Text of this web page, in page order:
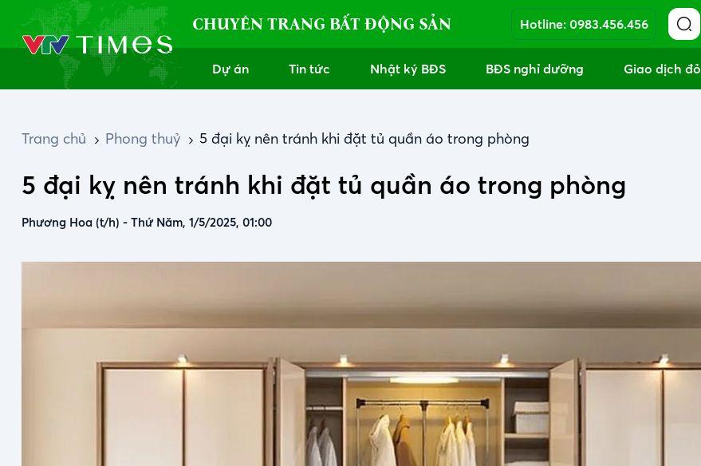
CHUYÊN TRANG BẤT ĐỘNG SẢN Hotline: 0983.456.456
Dự án Tin tức Nhật ký BĐS BĐS nghỉ dưỡng Giao dịch đỏ
Trang chủ Phong thuỷ 5 đại kỵ nên tránh khi đặt tủ quần áo trong phòng
5 đại kỵ nên tránh khi đặt tủ quần áo trong phòng
Phương Hoa (t/h) - Thứ Năm, 1/5/2025, 01:00